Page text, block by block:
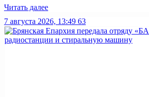
Читать далее
7 августа 2026, 13:49 63